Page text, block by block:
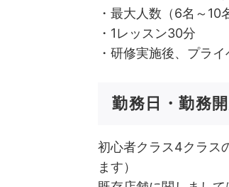
・最大人数（6名～10
・1レッスン30分
・研修実施後、プラ
勤務日・勤務
初心者クラス4クラス
ます）